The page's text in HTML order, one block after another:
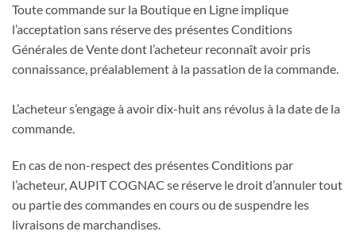
Toute commande sur la Boutique en Ligne implique
l’acceptation sans réserve des présentes Conditions
Générales de Vente dont l’acheteur reconnaît avoir pris
connaissance, préalablement à la passation de la commande.
L’acheteur s’engage à avoir dix-huit ans révolus à la date de la
commande.
En cas de non-respect des présentes Conditions par
l’acheteur, AUPIT COGNAC se réserve le droit d’annuler tout
ou partie des commandes en cours ou de suspendre les
livraisons de marchandises.